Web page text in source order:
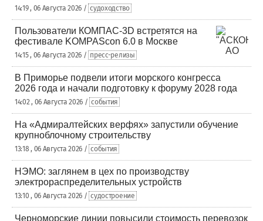
14:19 , 06 Августа 2026 / судоходство
Пользователи КОМПАС-3D встретятся на
фестивале KOMPAScon 6.0 в Москве
14:15 , 06 Августа 2026 / пресс-релизы
В Приморье подвели итоги морского конгресса
2026 года и начали подготовку к форуму 2028 года
14:02 , 06 Августа 2026 / события
На «Адмиралтейских верфях» запустили обучение
крупноблочному строительству
13:18 , 06 Августа 2026 / события
НЭМО: заглянем в цех по производству
электрораспределительных устройств
13:10 , 06 Августа 2026 / судостроение
Черноморские линии повысили стоимость перевозок